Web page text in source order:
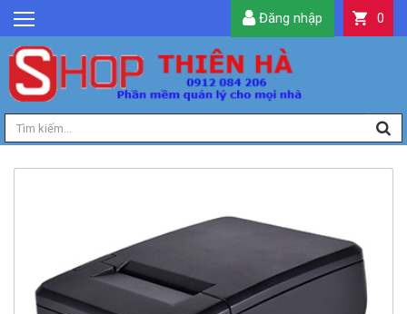
GIỚI THIỆU
TIN TỨC
SẢN PHẨM
DỊCH VỤ
0
Đăng nhập